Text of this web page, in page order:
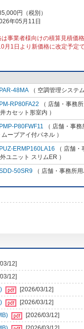
円（税別）
年05月11日
事業者様向けの積算見積価
月1日より新価格に改定予定
PAR-48MA （ 空調管理システ
PM-RP80FA22 （ 店舗・事務
カセット形室内 ）
PMP-P80FWF11 （ 店舗・事
ムーブアイ付パネル ）
PUZ-ERMP160LA16 （ 店舗
ユニット スリムER ）
50SR9 （ 店舗・事務所
12]
12]
[2026/03/12]
[2026/03/12]
[2026/03/12]